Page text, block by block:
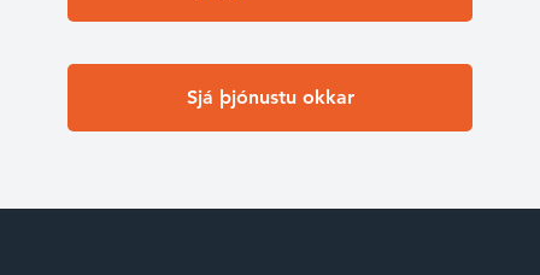
Sjá þjónustu okkar